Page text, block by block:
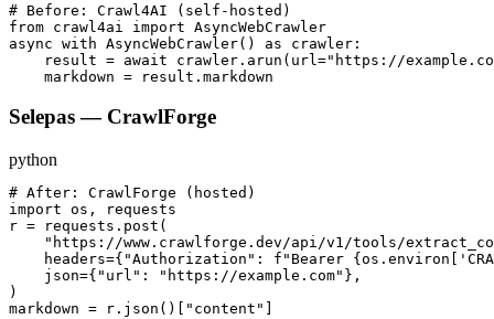
# Before: Crawl4AI (self-hosted)
from crawl4ai import AsyncWebCrawler
async with AsyncWebCrawler() as crawler:
result = await crawler.arun(url="https://
    markdown = result.markdown
Selepas — CrawlForge
python
# After: CrawlForge (hosted)
import os, requests
r = requests.post(
"https://www.crawlforge.dev/api/v1/tools/
headers={"Authorization": f"Bearer
    json={"url": "https://example.com"},
)
markdown = r.json()["content"]